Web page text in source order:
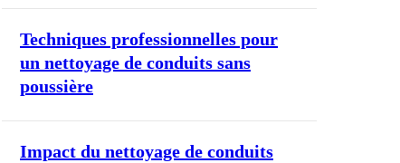
Techniques professionnelles pour
un nettoyage de conduits sans
poussière
Impact du nettoyage de conduits